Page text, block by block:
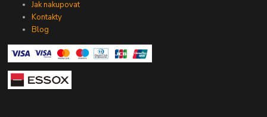
Jak nakupovat
Kontakty
Blog